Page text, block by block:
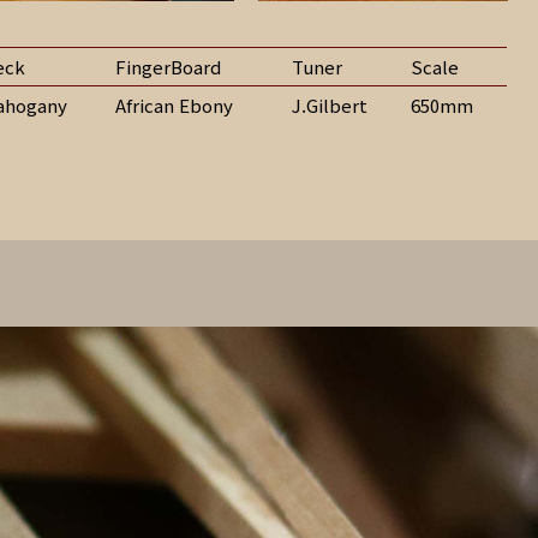
FingerBoard Tuner
Scale
African Ebony J.Gilbert 650mm